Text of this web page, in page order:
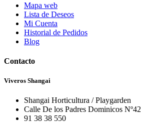
Mapa web
Lista de Deseos
Mi Cuenta
Historial de Pedidos
Blog
Contacto
Viveros Shangai
Shangai Horticultura / Playgarden
Calle De los Padres Dominicos Nº42
91 38 38 550